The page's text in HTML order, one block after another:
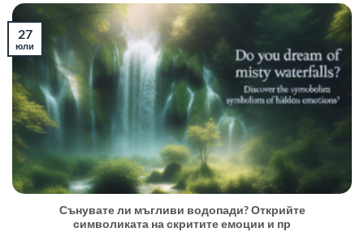
Сънувате ли мъгливи водопади? Открийте
символиката на скритите емоции и пр
27
юли